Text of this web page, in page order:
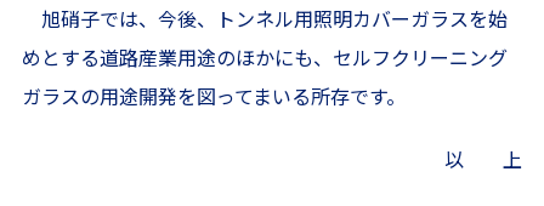
旭硝子では、今後、トンネル用照明カバーガラスを始
めとする道路産業用途のほかにも、セルフクリーニング
ガラスの用途開発を図ってまいる所存です。
以 上